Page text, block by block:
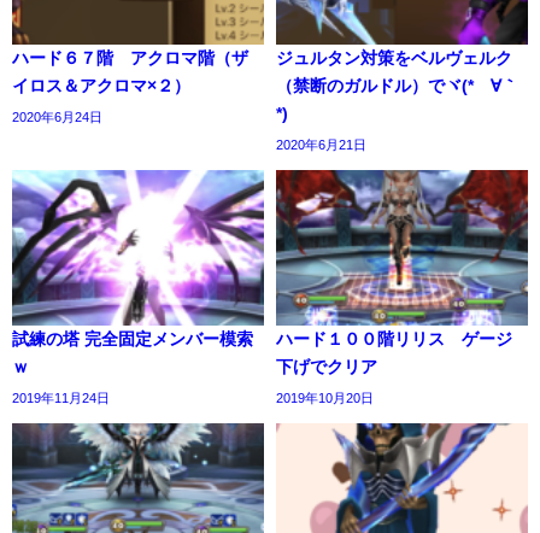
ハード６７階 アクロマ階（ザ
イロス＆アクロマ×２）
2020年6月24日
ジュルタン対策をベルヴェルク
（禁断のガルドル）でヾ(*´∀｀
*)
2020年6月21日
試練の塔 完全固定メンバー模索
ｗ
2019年11月24日
ハード１００階リリス ゲージ
下げでクリア
2019年10月20日